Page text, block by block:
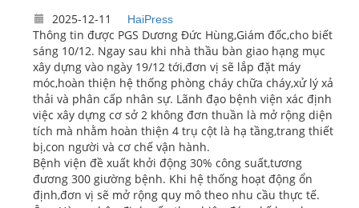
2025-12-11 HaiPress
Thông tin được PGS Dương Đức Hùng,Giám đốc,cho biết
sáng 10/12. Ngay sau khi nhà thầu bàn giao hạng mục
xây dựng vào ngày 19/12 tới,đơn vị sẽ lắp đặt máy
móc,hoàn thiện hệ thống phòng cháy chữa cháy,xử lý xả
thải và phân cấp nhân sự. Lãnh đạo bệnh viện xác định
việc xây dựng cơ sở 2 không đơn thuần là mở rộng diện
tích mà nhằm hoàn thiện 4 trụ cột là hạ tầng,trang thiết
bị,con người và cơ chế vận hành.
Bệnh viện đề xuất khởi động 30% công suất,tương
đương 300 giường bệnh. Khi hệ thống hoạt động ổn
định,đơn vị sẽ mở rộng quy mô theo nhu cầu thực tế.